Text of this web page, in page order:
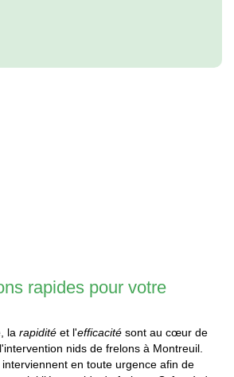
rapides pour votre
la rapidité et l'efficacité sont au cœur de
nids de frelons à Montreuil.
en toute urgence afin de